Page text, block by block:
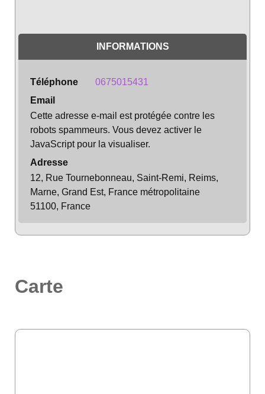
INFORMATIONS
Téléphone
0675015431
Email
Cette adresse e-mail est protégée contre les
robots spammeurs. Vous devez activer le
JavaScript pour la visualiser.
Adresse
12, Rue Tournebonneau, Saint-Remi, Reims,
Marne, Grand Est, France métropolitaine
51100, France
Carte